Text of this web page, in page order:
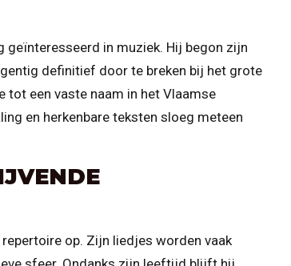
geïnteresseerd in muziek. Hij begon zijn
definitief door te breken bij het grote
een vaste naam in het Vlaamse
en herkenbare teksten sloeg meteen
op. Zijn liedjes worden vaak